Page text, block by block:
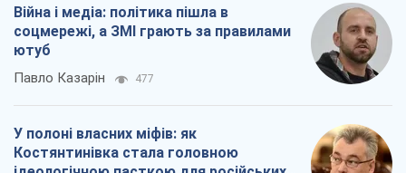
Війна і медіа: політика пішла в
соцмережі, а ЗМІ грають за правилами
ютуб
Павло Казарін 477
У полоні власних міфів: як
Костянтинівка стала головною